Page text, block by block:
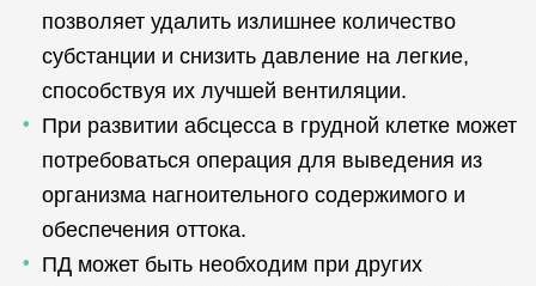
позволяет удалить излишнее количество
субстанции и снизить давление на легкие,
способствуя их лучшей вентиляции.
При развитии абсцесса в грудной клетке может
потребоваться операция для выведения из
организма нагноительного содержимого и
обеспечения оттока.
ПД может быть необходим при других